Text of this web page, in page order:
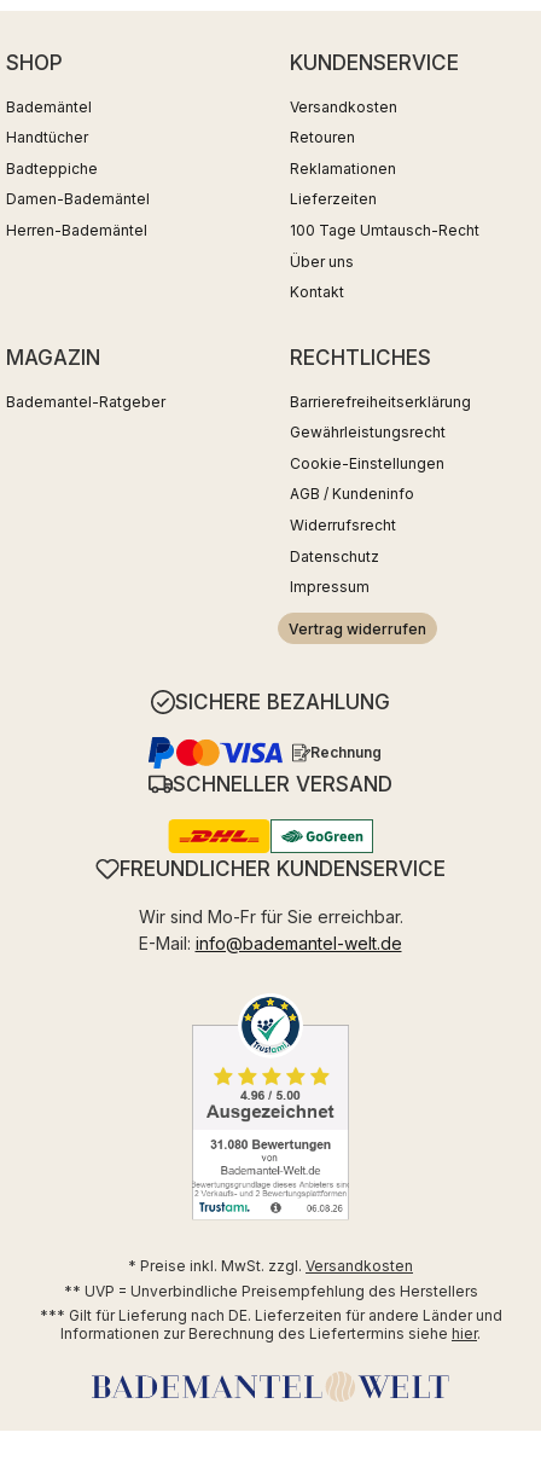
SHOP
Bademäntel
Handtücher
Badteppiche
Damen-Bademäntel
Herren-Bademäntel
KUNDENSERVICE
Versandkosten
Retouren
Reklamationen
Lieferzeiten
100 Tage Umtausch-Recht
Über uns
Kontakt
MAGAZIN
Bademantel-Ratgeber
RECHTLICHES
Barrierefreiheitserklärung
Gewährleistungsrecht
Cookie-Einstellungen
AGB / Kundeninfo
Widerrufsrecht
Datenschutz
Impressum
Vertrag widerrufen
SICHERE BEZAHLUNG
Rechnung
SCHNELLER VERSAND
FREUNDLICHER KUNDENSERVICE
Wir sind Mo-Fr für Sie erreichbar.
E-Mail: info@bademantel-welt.de
* Preise inkl. MwSt. zzgl. Versandkosten
** UVP = Unverbindliche Preisempfehlung des Herstellers
*** Gilt für Lieferung nach DE. Lieferzeiten für andere Länder und
Informationen zur Berechnung des Liefertermins siehe hier.